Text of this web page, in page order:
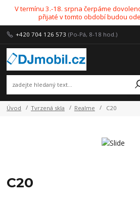
V termínu 3.-18. srpna čerpáme
přijaté v tomto období budou
+420 704 126 573 (Po-Pá, 8-18 hod.)
Úvod Tvrzená skla Realme C20
C20